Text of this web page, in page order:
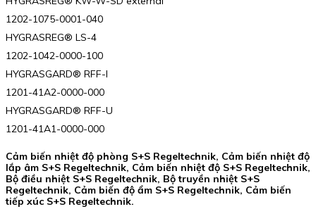
1202-1075-0001-040
HYGRASREG® LS-4
1202-1042-0000-100
HYGRASGARD® RFF-I
1201-41A2-0000-000
HYGRASGARD® RFF-U
1201-41A1-0000-000
Cảm biến nhiệt độ phòng S+S Regeltechnik, Cảm biến nhiệt độ
lắp âm S+S Regeltechnik, Cảm biến nhiệt độ S+S Regeltechnik,
Bộ điều nhiệt S+S Regeltechnik, Bộ truyền nhiệt S+S
Regeltechnik, Cảm biến độ ẩm S+S Regeltechnik, Cảm biến
tiếp xúc S+S Regeltechnik.